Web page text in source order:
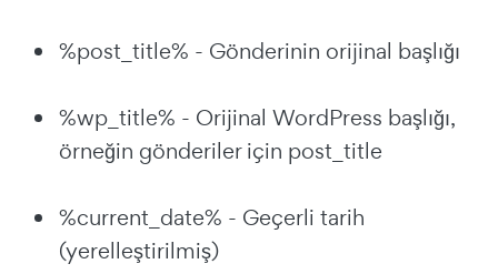
%post_title% - Gönderinin orijinal başlığı
%wp_title% - Orijinal WordPress başlığı,
örneğin gönderiler için post_title
%current_date% - Geçerli tarih
(yerelleştirilmiş)